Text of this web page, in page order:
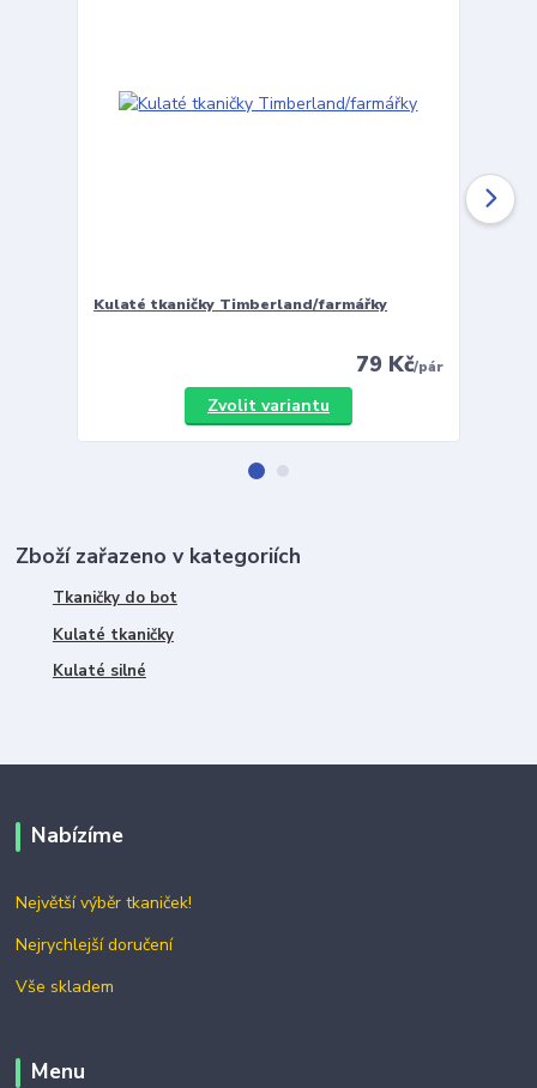
Kulaté tkaničky Timberland/farmářky
79 Kč/pár
Zvolit variantu
Zboží zařazeno v kategoriích
Tkaničky do bot
Kulaté tkaničky
Kulaté silné
Nabízíme
Největší výběr tkaniček!
Nejrychlejší doručení
Vše skladem
Menu